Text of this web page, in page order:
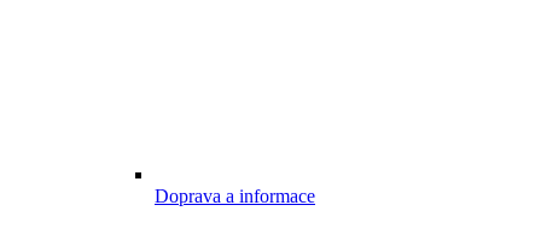
Doprava a informace